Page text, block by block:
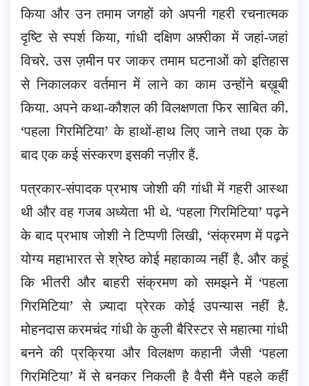
किया और उन तमाम जगहों को अपनी गहरी रचनात्मक
दृष्टि से स्पर्श किया, गांधी दक्षिण अफ़्रीका में जहां-जहां
विचरे. उस ज़मीन पर जाकर तमाम घटनाओं को इतिहास
से निकालकर वर्तमान में लाने का काम उन्होंने बख़ूबी
किया. अपने कथा-कौशल की विलक्षणता फिर साबित की.
‘पहला गिरमिटिया’ के हाथों-हाथ लिए जाने तथा एक के
बाद एक कई संस्करण इसकी नज़ीर हैं.
पत्रकार-संपादक प्रभाष जोशी की गांधी में गहरी आस्था
थी और वह गजब अध्येता भी थे. ‘पहला गिरमिटिया’ पढ़ने
के बाद प्रभाष जोशी ने टिप्पणी लिखी, ‘संक्रमण में पढ़ने
योग्य महाभारत से श्रेष्ठ कोई महाकाव्य नहीं है. और कहूं
कि भीतरी और बाहरी संक्रमण को समझने में ‘पहला
गिरमिटिया’ से ज़्यादा प्रेरक कोई उपन्यास नहीं है.
मोहनदास करमचंद गांधी के कुली बैरिस्टर से महात्मा गांधी
बनने की प्रक्रिया और विलक्षण कहानी जैसी ‘पहला
गिरमिटिया’ में से बनकर निकली है वैसी मैंने पहले कहीं